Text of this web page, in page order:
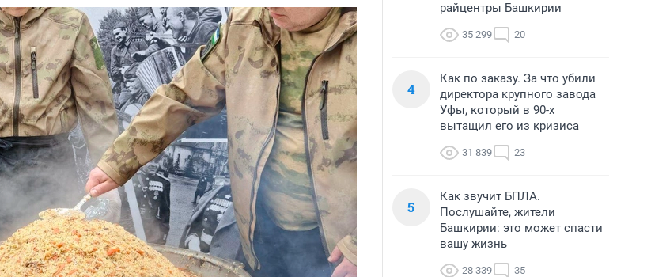
райцентры Башкирии
35 299 20
4
Как по заказу. За что убили
директора крупного завода
Уфы, который в 90-х
вытащил его из кризиса
31 839 23
5
Как звучит БПЛА.
Послушайте, жители
Башкирии: это может спасти
вашу жизнь
28 339 35